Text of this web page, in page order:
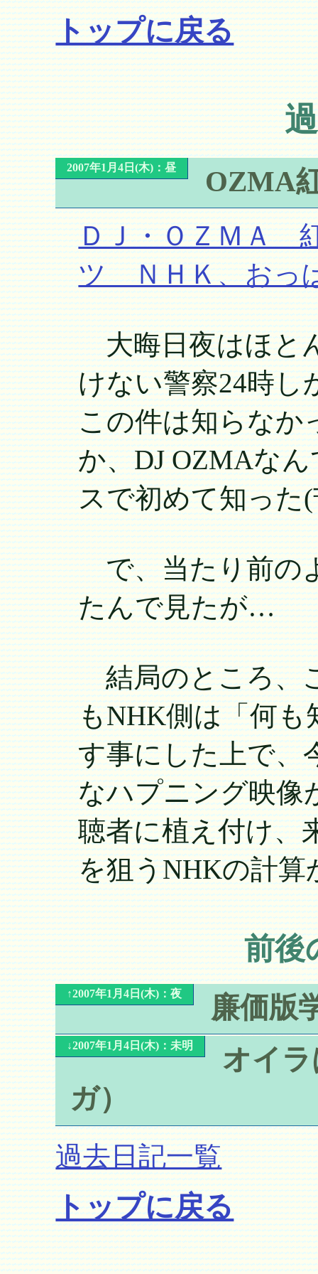
トップに戻る
2007年1月4日(木)：昼 OZMA
ＤＪ・ＯＺＭＡ
ツ ＮＨＫ、おっ
大晦日夜はほと
けない警察24時し
この件は知らな
か、DJ OZMAな
スで初めて知った
で、当たり前の
たんで見たが…
結局のところ、
もNHK側は「何も
す事にした上で、
なハプニング映像
聴者に植え付け、
を狙うNHKの計算
前後
↑2007年1月4日(木)：夜 廉価版
↓2007年1月4日(木)：未明
オイ
ガ）
過去日記一覧
トップに戻る